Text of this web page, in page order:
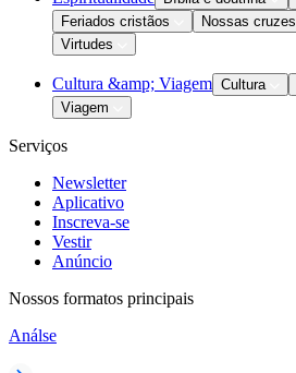
Feriados cristãos
Nossas cruzes
Virtudes
Cultura &amp; Viagem Cultura
Viagem
Serviços
Newsletter
Aplicativo
Inscreva-se
Vestir
Anúncio
Nossos formatos principais
Análse